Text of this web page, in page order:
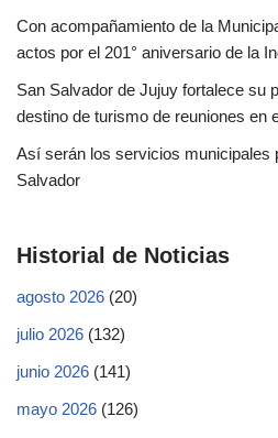
Con acompañamiento de la
actos por el 201° aniversario de la
San Salvador de Jujuy fortalece su
destino de turismo de reuniones en
Así serán los servicios municipales
Salvador
Historial de Noticias
agosto 2026 (20)
julio 2026 (132)
junio 2026 (141)
mayo 2026 (126)